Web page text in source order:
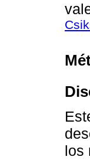
los